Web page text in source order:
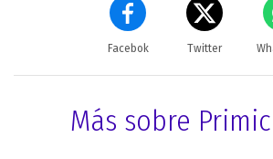
Facebok Twitter
Más sobre